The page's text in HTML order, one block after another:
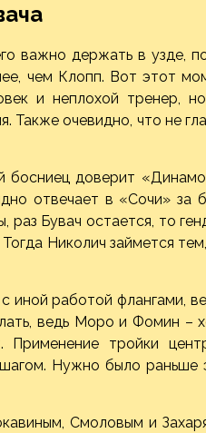
важно держать в узде,
чем Клопп. Вот этот
и неплохой тренер,
Также очевидно, что не
доверит
отвечает в «Сочи» за
Бувач остается, то
Николич займется
работой флангами,
ведь Моро и Фомин –
тройки
Нужно было раньше
Смоловым и